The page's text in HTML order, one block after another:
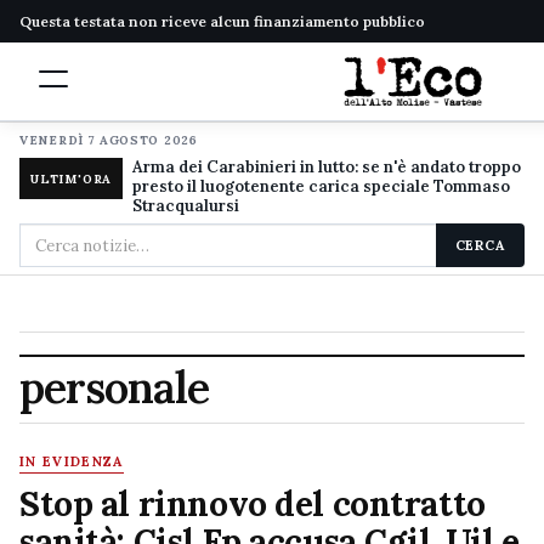
Questa testata non riceve alcun finanziamento pubblico
VENERDÌ 7 AGOSTO 2026
ULTIM'ORA
Arma dei Carabinieri in lutto: se n'è andato troppo
presto il luogotenente carica speciale Tommaso
Stracqualursi
Cerca
nel
CERCA
personale
IN EVIDENZA
Stop al rinnovo del contratto